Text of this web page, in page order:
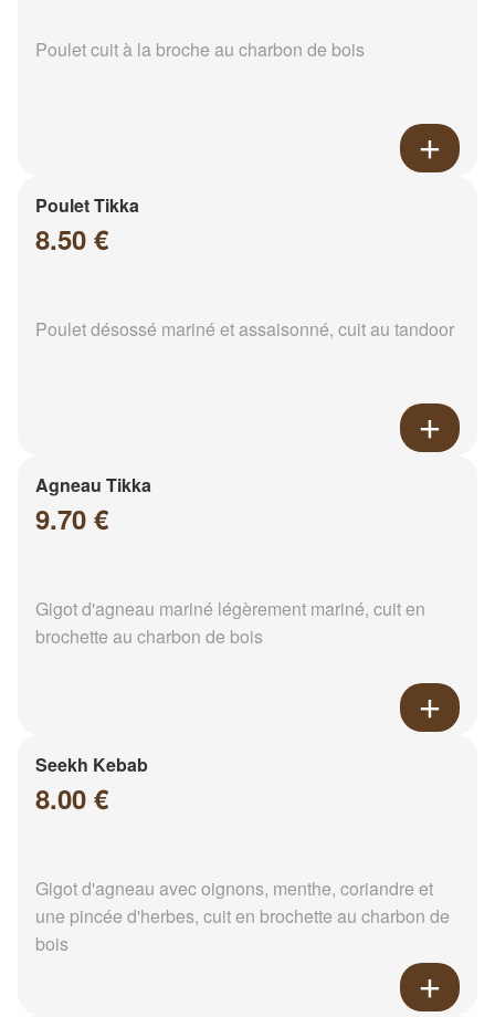
Poulet cuit à la broche au charbon de bois
Poulet Tikka
8.50 €
Poulet désossé mariné et assaisonné, cuit au tandoor
Agneau Tikka
9.70 €
Gigot d'agneau mariné légèrement mariné, cuit en
brochette au charbon de bois
Seekh Kebab
8.00 €
Gigot d'agneau avec oignons, menthe, coriandre et
une pincée d'herbes, cuit en brochette au charbon de
bois